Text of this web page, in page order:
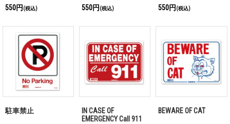
550円 (税込)
550円 (税込) 550円 (税込)
駐車禁止
IN CASE OF
EMERGENCY Call 911
BEWARE OF CAT